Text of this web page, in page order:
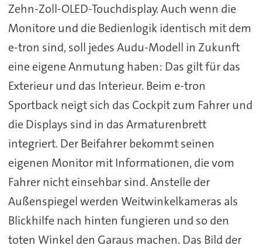
Zehn-Zoll-OLED-Touchdisplay. Auch wenn die
Monitore und die Bedienlogik identisch mit dem
e-tron sind, soll jedes Audu-Modell in Zukunft
eine eigene Anmutung haben: Das gilt für das
Exterieur und das Interieur. Beim e-tron
Sportback neigt sich das Cockpit zum Fahrer und
die Displays sind in das Armaturenbrett
integriert. Der Beifahrer bekommt seinen
eigenen Monitor mit Informationen, die vom
Fahrer nicht einsehbar sind. Anstelle der
Außenspiegel werden Weitwinkelkameras als
Blickhilfe nach hinten fungieren und so den
toten Winkel den Garaus machen. Das Bild der